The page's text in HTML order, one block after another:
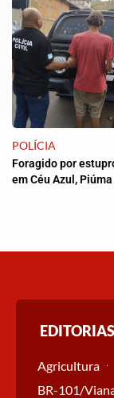
POLÍCIA
Foragido por
em Céu Azul, Piúma
EDITORIAS
Agricultura
BR-101/